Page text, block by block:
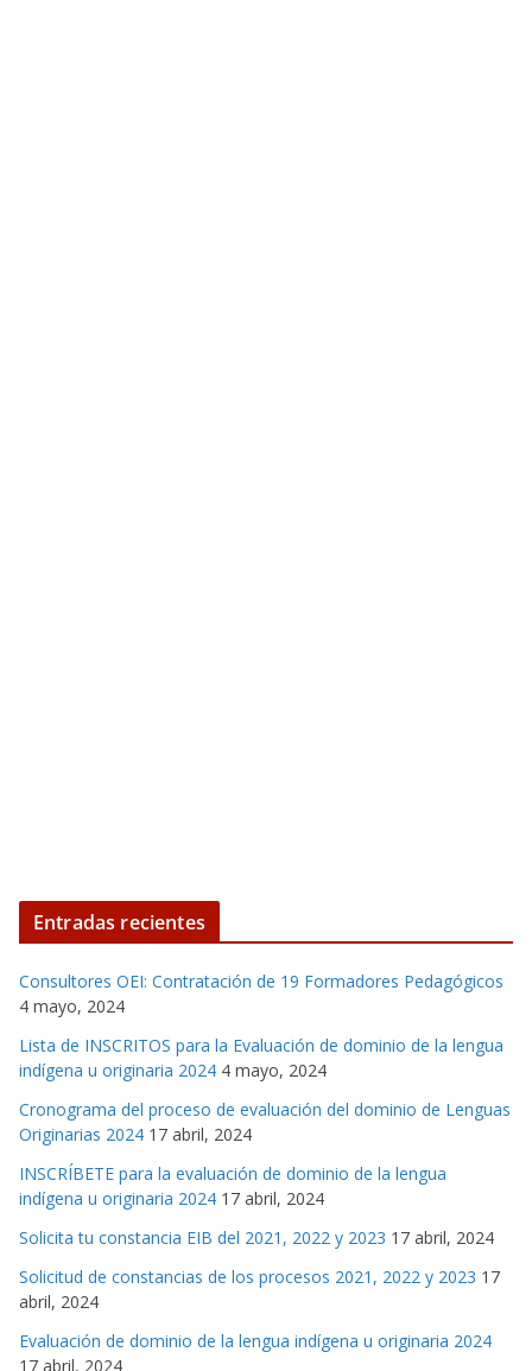
Entradas recientes
Consultores OEI: Contratación de 19 Formadores Pedagógicos
4 mayo, 2024
Lista de INSCRITOS para la Evaluación de dominio de la lengua
indígena u originaria 2024 4 mayo, 2024
Cronograma del proceso de evaluación del dominio de Lenguas
Originarias 2024 17 abril, 2024
INSCRÍBETE para la evaluación de dominio de la lengua
indígena u originaria 2024 17 abril, 2024
Solicita tu constancia EIB del 2021, 2022 y 2023 17 abril, 2024
Solicitud de constancias de los procesos 2021, 2022 y 2023 17
abril, 2024
Evaluación de dominio de la lengua indígena u originaria 2024
17 abril, 2024